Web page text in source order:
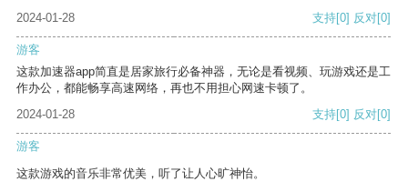
2024-01-28
支持[0] 反对[0]
游客
这款加速器app简直是居家旅行必备神器，无论是看视频、玩游戏还是工
作办公，都能畅享高速网络，再也不用担心网速卡顿了。
2024-01-28
支持[0] 反对[0]
游客
这款游戏的音乐非常优美，听了让人心旷神怡。